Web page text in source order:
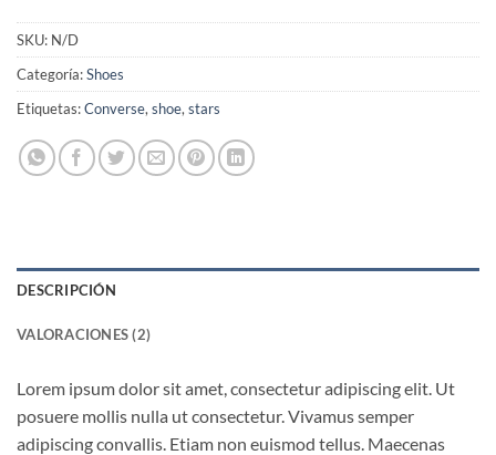
SKU: N/D
Categoría:Shoes
Etiquetas:Converse, shoe, stars
DESCRIPCIÓN
VALORACIONES (2)
Lorem ipsum dolor sit amet, consectetur adipiscing elit. Ut
posuere mollis nulla ut consectetur. Vivamus semper
adipiscing convallis. Etiam non euismod tellus. Maecenas